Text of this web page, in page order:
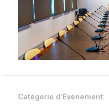
Catégorie d’Évènement: